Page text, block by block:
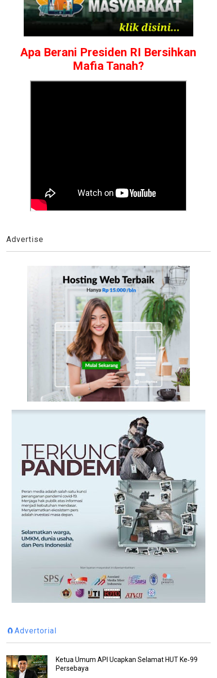
Apa Berani Presiden RI Bersihkan
Mafia Tanah?
Advertise
🧲Advertorial
Ketua Umum API Ucapkan Selamat HUT Ke‑99
Persebaya